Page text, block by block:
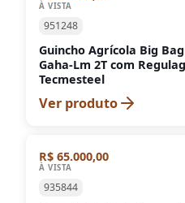
À VISTA
951248
Guincho Agrícola Big
Gaha-Lm 2T com
Tecmesteel
Ver produto
R$ 65.000,00
À VISTA
935844